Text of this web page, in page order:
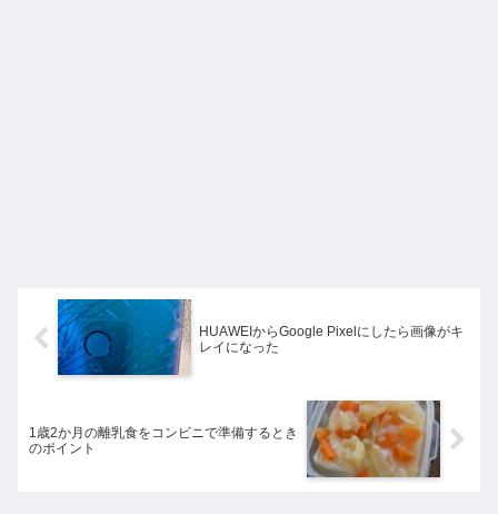
HUAWEIからGoogle Pixelにしたら画像がキ
レイになった
1歳2か月の離乳食をコンビニで準備するとき
のポイント